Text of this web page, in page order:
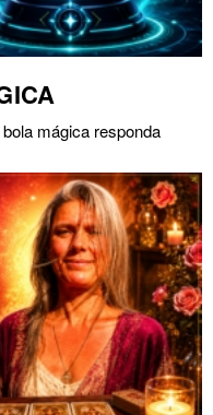
mágica responda